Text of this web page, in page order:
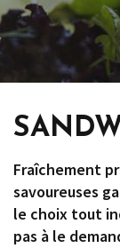
Fraîchement
savoureuses
le choix tout
pas à le